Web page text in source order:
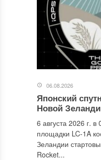
06.08.2026
Японский
Новой
6 августа 2026 г.
площадки LC-1A
Зеландии
Rocket...